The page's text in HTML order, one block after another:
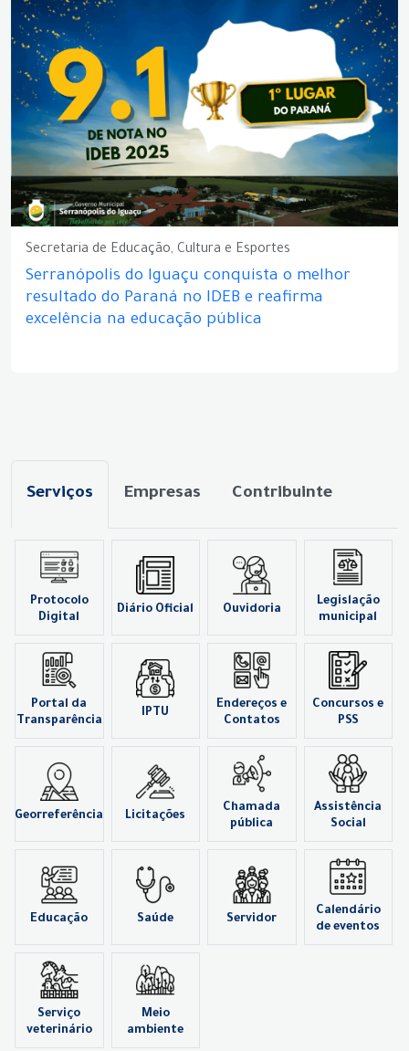
Secretaria de Educação, Cultura e Esportes
Serranópolis do Iguaçu conquista o melhor
resultado do Paraná no IDEB e reafirma
excelência na educação pública
Serviços Empresas Contribuinte
Protocolo
Digital
Diário Oficial Ouvidoria
Legislação
municipal
Portal da
Transparência
IPTU
Endereços e
Contatos
Concursos e
PSS
Georreferência Licitações
Chamada
pública
Assistência
Social
Educação Saúde Servidor
Calendário
de eventos
Serviço
veterinário
Meio
ambiente